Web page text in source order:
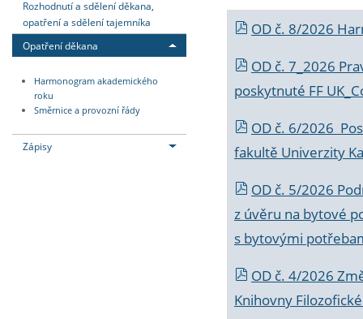
Rozhodnutí a sdělení děkana,
opatření a sdělení tajemníka
Opatření děkana
Harmonogram akademického
roku
Směrnice a provozní řády
Zápisy
OD č. 8/2026
OD č. 7_2026
poskytnuté FF
OD č. 6/2026
fakultě Univerzity
OD č. 5/2026
z úvěru na bytové
s bytovými
OD č. 4/2026
Knihovny